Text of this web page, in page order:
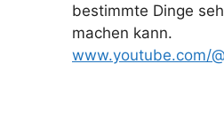
bestimmte Dinge
machen kann.
www.youtube.com/